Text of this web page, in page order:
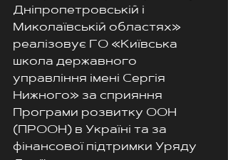
Дніпропетровській і
Миколаївській областях»
реалізовує ГО «Київська
школа державного
управління імені Сергія
Нижного» за сприяння
Програми розвитку ООН
(ПРООН) в Україні та за
фінансової підтримки Уряду